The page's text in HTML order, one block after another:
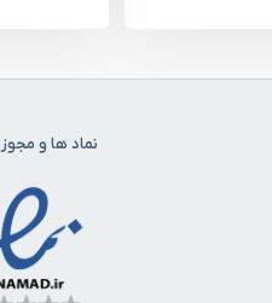
نماد ها و